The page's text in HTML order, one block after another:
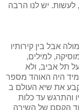
יש לנו הרבה
אבל בין קירותיו
למילים,
תל אביב, ולא
היה האוהד מספר
את שיא העולם ב
והתרגש עד כלות
הקסם של השירה